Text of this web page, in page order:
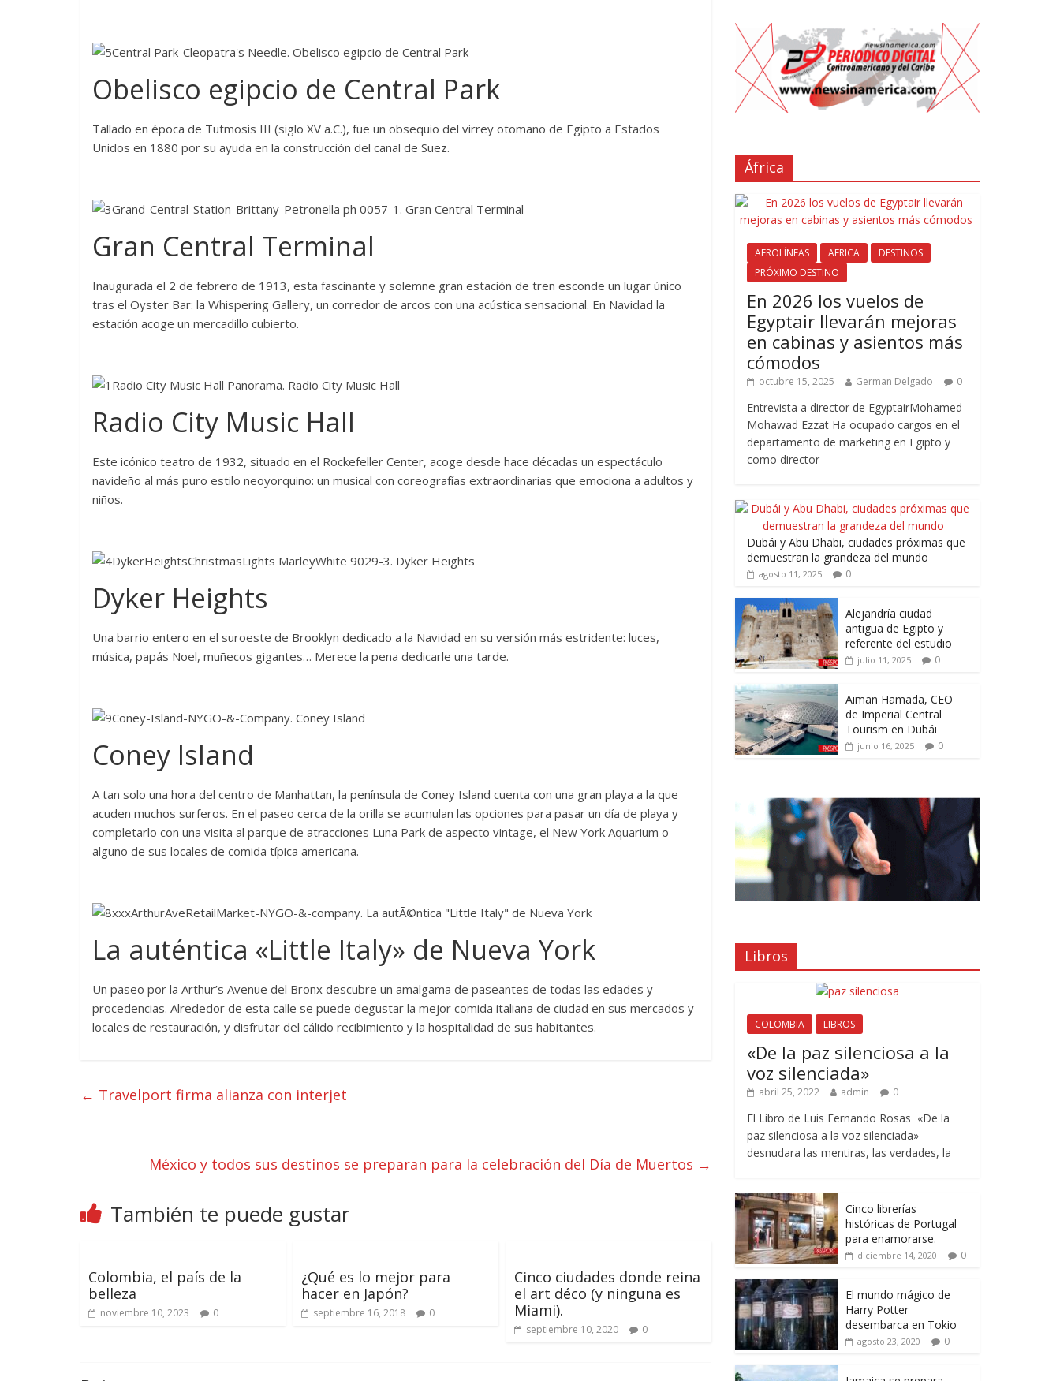
Obelisco egipcio de Central Park
Tallado en época de Tutmosis III (siglo XV a.C.), fue un obsequio del virrey otomano de Egipto a Estados
Unidos en 1880 por su ayuda en la construcción del canal de Suez.
Gran Central Terminal
Inaugurada el 2 de febrero de 1913, esta fascinante y solemne gran estación de tren esconde un lugar único
tras el Oyster Bar: la Whispering Gallery, un corredor de arcos con una acústica sensacional. En Navidad la
estación acoge un mercadillo cubierto.
Radio City Music Hall
Este icónico teatro de 1932, situado en el Rockefeller Center, acoge desde hace décadas un espectáculo
navideño al más puro estilo neoyorquino: un musical con coreografías extraordinarias que emociona a adultos y
niños.
Dyker Heights
Una barrio entero en el suroeste de Brooklyn dedicado a la Navidad en su versión más estridente: luces,
música, papás Noel, muñecos gigantes… Merece la pena dedicarle una tarde.
Coney Island
A tan solo una hora del centro de Manhattan, la península de Coney Island cuenta con una gran playa a la que
acuden muchos surferos. En el paseo cerca de la orilla se acumulan las opciones para pasar un día de playa y
completarlo con una visita al parque de atracciones Luna Park de aspecto vintage, el New York Aquarium o
alguno de sus locales de comida típica americana.
La auténtica «Little Italy» de Nueva York
Un paseo por la Arthur’s Avenue del Bronx descubre un amalgama de paseantes de todas las edades y
procedencias. Alrededor de esta calle se puede degustar la mejor comida italiana de ciudad en sus mercados y
locales de restauración, y disfrutar del cálido recibimiento y la hospitalidad de sus habitantes.
← Travelport firma alianza con interjet
México y todos sus destinos se preparan para la celebración del Día de Muertos →
También te puede gustar
Colombia, el país de la
belleza
noviembre 10, 2023 0
¿Qué es lo mejor para
hacer en Japón?
septiembre 16, 2018 0
Cinco ciudades donde reina
el art déco (y ninguna es
Miami).
septiembre 10, 2020 0
África
AEROLÍNEAS AFRICA
DESTINOS
PRÓXIMO DESTINO
En 2026 los vuelos de
Egyptair llevarán mejoras
en cabinas y asientos más
cómodos
octubre 15, 2025 German Delgado 0
Entrevista a director de EgyptairMohamed
Mohawad Ezzat Ha ocupado cargos en el
departamento de marketing en Egipto y
como director
Dubái y Abu Dhabi, ciudades próximas que
demuestran la grandeza del mundo
agosto 11, 2025 0
Alejandría ciudad
antigua de Egipto y
referente del estudio
julio 11, 2025 0
Aiman Hamada, CEO
de Imperial Central
Tourism en Dubái
junio 16, 2025 0
Libros
COLOMBIA LIBROS
«De la paz silenciosa a la
voz silenciada»
abril 25, 2022 admin 0
El Libro de Luis Fernando Rosas «De la
paz silenciosa a la voz silenciada»
desnudara las mentiras, las verdades, la
Cinco librerías
históricas de Portugal
para enamorarse.
diciembre 14, 2020 0
El mundo mágico de
Harry Potter
desembarca en Tokio
agosto 23, 2020 0